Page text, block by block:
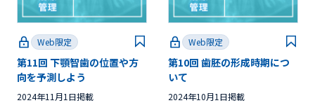
Web限定
第11回 下顎智歯の位置や方
向を予測しよう
2024年11月1日掲載
Web限定
第10回 歯胚の形成時期につ
いて
2024年10月1日掲載